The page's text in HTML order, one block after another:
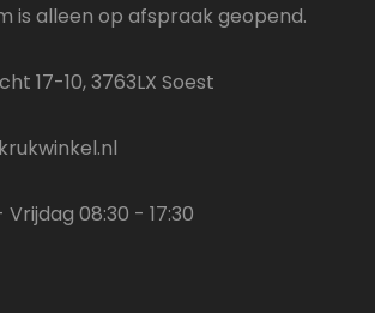
is alleen op afspraak geopend.
17-10, 3763LX Soest
08:30 - 17:30